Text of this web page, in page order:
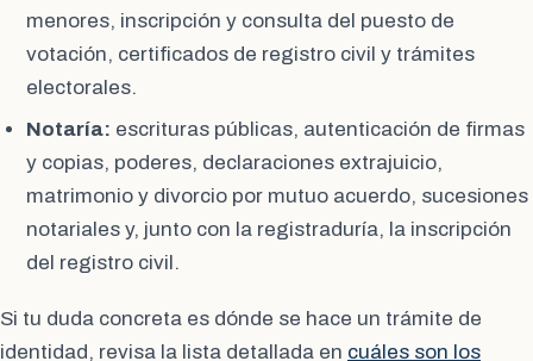
menores, inscripción y consulta del puesto de
votación, certificados de registro civil y trámites
electorales.
Notaría: escrituras públicas, autenticación de firmas
y copias, poderes, declaraciones extrajuicio,
matrimonio y divorcio por mutuo acuerdo, sucesiones
notariales y, junto con la registraduría, la inscripción
del registro civil.
Si tu duda concreta es dónde se hace un trámite de
identidad, revisa la lista detallada en cuáles son los